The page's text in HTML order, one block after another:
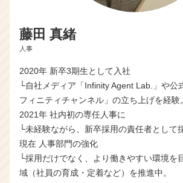
リ
e
r
C
a
r
e
r）
藤田 真緒
人事
2020年 新卒3期生として入社
└自社メディア「Infinity Agent Lab.」や公
フィニティチャンネル」の立ち上げを経験。
2021年 社内初の専任人事に
└未経験ながら、新卒採用の責任者として
現在 人事部門の強化
└採用だけでなく、より働きやすい環境を
域（社員の育成・定着など）を推進中。